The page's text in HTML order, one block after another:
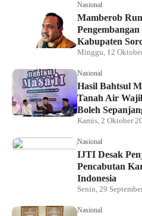
Nasional
Mamberob
Kabupaten
Minggu, 12
Nasional
Hasil Bahtsul
Tanah Air
Boleh
Kamis, 2 Oktober
Nasional
IJTI Desak
Pencabutan
Indonesia
Senin, 29
Nasional